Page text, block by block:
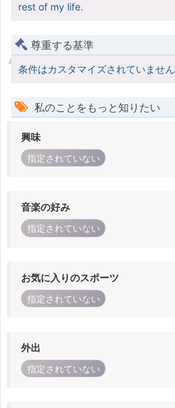
rest of my life.
尊重する基準
条件はカスタマイズされていません
私のことをもっと知りたい
興味
指定されていない
音楽の好み
指定されていない
お気に入りのスポーツ
指定されていない
外出
指定されていない